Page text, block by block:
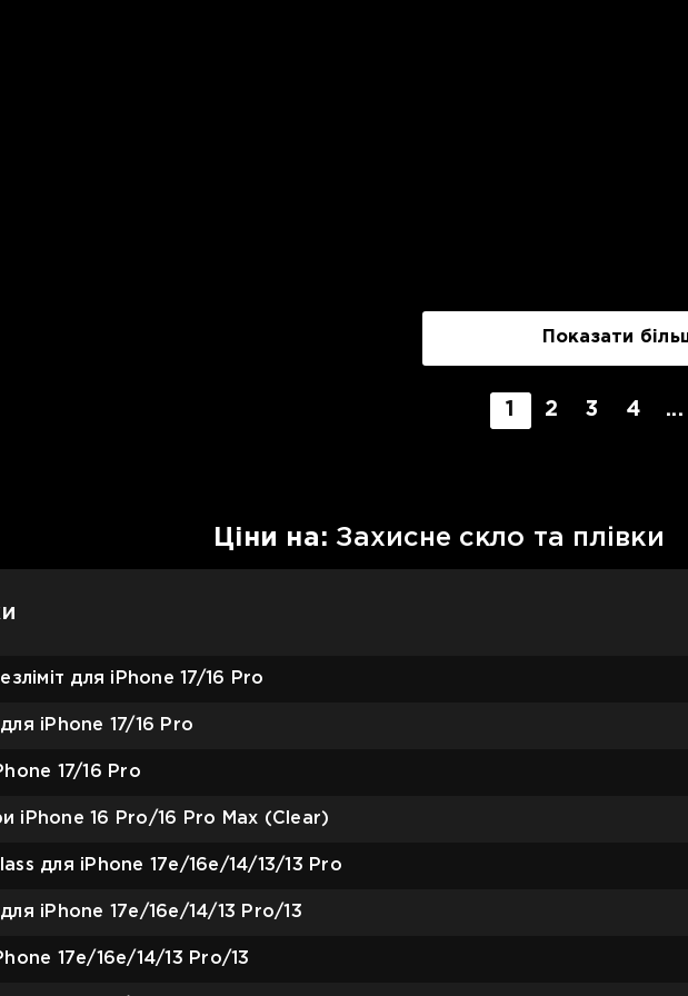
Показати
1 2 3 4 ...
Цiни на: Захисне скло та плівки
для iPhone 17/16 Pro
iPhone 17/16 Pro
17/16 Pro
iPhone 16 Pro/16 Pro Max (Clear)
для iPhone 17e/16e/14/13/13 Pro
iPhone 17e/16e/14/13 Pro/13
17e/16e/14/13 Pro/13